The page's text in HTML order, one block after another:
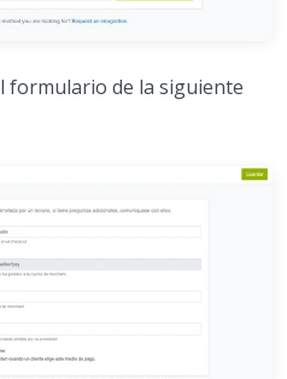
formulario de la siguiente